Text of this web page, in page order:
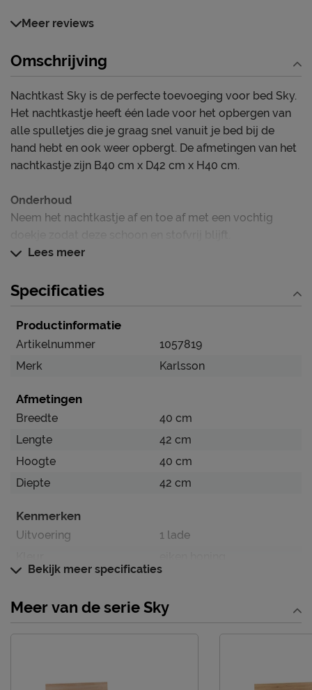
Meer reviews
Omschrijving
Nachtkast Sky is de perfecte toevoeging voor bed Sky.
Het nachtkastje heeft één lade voor het opbergen van
alle spulletjes die je graag snel vanuit je bed bij de
hand hebt en ook weer opbergt. De afmetingen van het
nachtkastje zijn B40 cm x D42 cm x H40 cm.
Onderhoud
Neem het nachtkastje af en toe af met een vochtig
Lees meer
Specificaties
Productinformatie
Artikelnummer
1057819
Merk
Karlsson
Afmetingen
Breedte
40 cm
Lengte
42 cm
Hoogte
40 cm
Diepte
42 cm
Kenmerken
Uitvoering
1 lade
Materiaal eiken
Bekijk meer specificaties
Meer van de serie Sky